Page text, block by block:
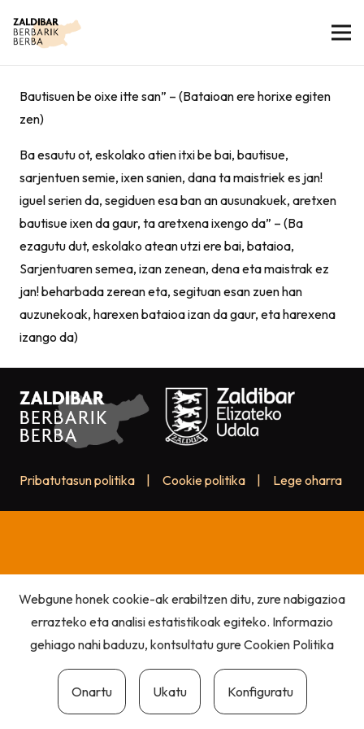
Bautisuen be oixe itte san” – (Bataioan ere horixe egiten
zen)
Ba esautu ot, eskolako atien itxi be bai, bautisue,
sarjentuen semie, ixen sanien, dana ta maistriek es jan!
iguel serien da, segiduen esa ban an ausunakuek, aretxen
bautisue ixen da gaur, ta aretxena ixengo da” – (Ba
ezagutu dut, eskolako atean utzi ere bai, bataioa,
Sarjentuaren semea, izan zenean, dena eta maistrak ez
jan! beharbada zerean eta, segituan esan zuen han
auzunekoak, harexen bataioa izan da gaur, eta harexena
izango da)
Pribatutasun politika Cookie politika Lege oharra
Webgune honek cookie-ak erabiltzen ditu, zure nabigazioa
errazteko eta analisi estatistikoak egiteko. Informazio
gehiago nahi baduzu, kontsultatu gureCookien Politika
Onartu Ukatu Konfiguratu